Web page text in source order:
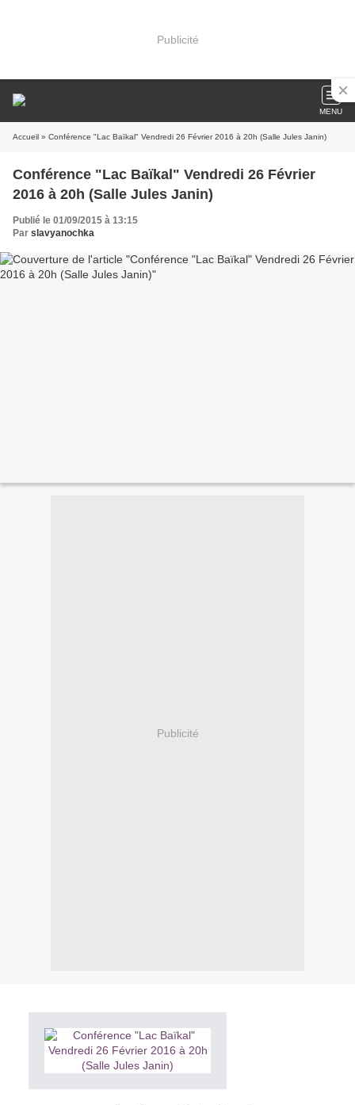
Publicité
MENU
Accueil » Conférence "Lac Baïkal" Vendredi 26 Février 2016 à 20h (Salle Jules Janin)
Conférence "Lac Baïkal" Vendredi 26 Février
2016 à 20h (Salle Jules Janin)
Publié le 01/09/2015 à 13:15
Par slavyanochka
Publicité